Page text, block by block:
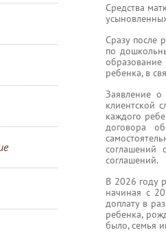
Средства
Сразу после
по
ребенка, в
Заявление
клиентской
каждого
договора
соглашений
соглашений.
В 2026 году
начиная с
доплату в
ребенка,
было, семья